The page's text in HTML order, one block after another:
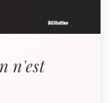
n'est